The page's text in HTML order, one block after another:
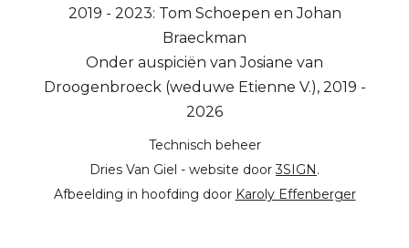
2019 - 2023: Tom Schoepen en Johan
Braeckman
Onder auspiciën van Josiane van
Droogenbroeck (weduwe Etienne V.), 2019 -
2026
Technisch beheer
Dries Van Giel - website door3SIGN.
Afbeelding in hoofding door Karoly Effenberger